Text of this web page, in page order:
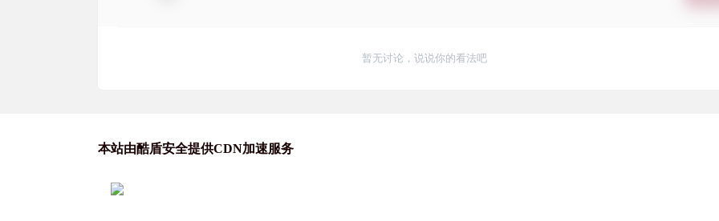
暂无讨论，说说你的看法吧
本站由酷盾安全提供CDN加速服务